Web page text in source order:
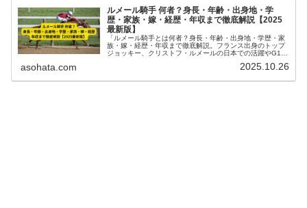
ルメール騎手 何者？身長・年齢・出身地・学
歴・家族・嫁・経歴・年収まで徹底解説【2025
最新版】
「ルメール騎手とは何者？身長・年齢・出身地・学歴・家
族・嫁・経歴・年収まで徹底解説。フランス出身のトップ
ジョッキー、クリストフ・ルメールの日本での活躍やG1勝
asohata.com 2025.10.26